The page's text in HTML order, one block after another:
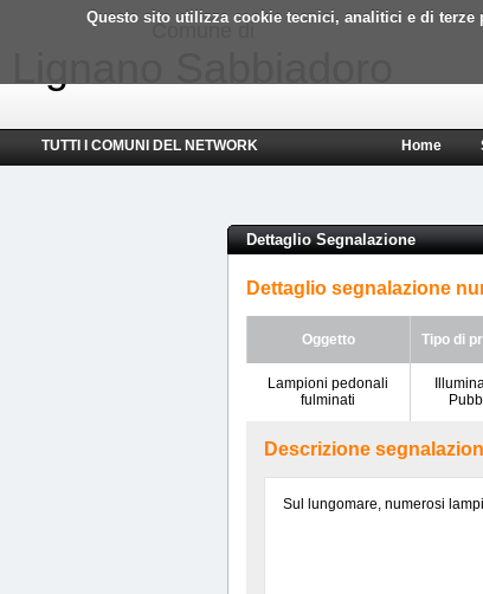
Questo sito utilizza cookie tecnici, analitici e di
TUTTI I COMUNI DEL NETWORK Home
Dettaglio Segnalazione
Dettaglio segnalazione
Oggetto Tipo di
Lampioni pedonali
fulminati
Descrizione
Sul lungomare, numerosi